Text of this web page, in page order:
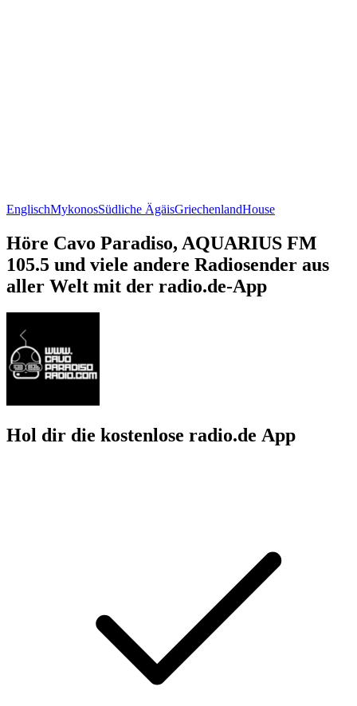
EnglischMykonosSüdliche ÄgäisGriechenlandHouse
Höre Cavo Paradiso, AQUARIUS FM
105.5 und viele andere Radiosender aus
aller Welt mit der radio.de-App
Hol dir die kostenlose radio.de App